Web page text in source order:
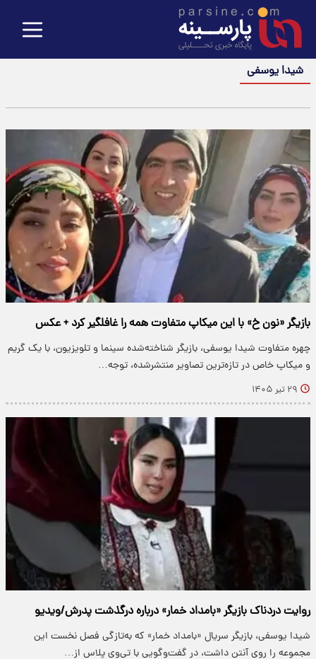
شیدا یوسفی
بازیگر «نون خ» با این میکاپ متفاوت همه را غافلگیر کرد + عکس
چهره متفاوت شیدا یوسفی، بازیگر شناخته‌شده سینما و تلویزیون، با یک گریم
و میکاپ خاص در تازه‌ترین تصاویر منتشرشده، توجه…
۲۹ تیر ۱۴۰۵
روایت دردناک بازیگر «بامداد خمار» درباره درگذشت پدرش/ویدیو
شیدا یوسفی، بازیگر سریال «بامداد خمار» که به‌تازگی فصل نخست این
مجموعه را روی آنتن داشت، در گفت‌وگویی با تی‌وی پلاس از…